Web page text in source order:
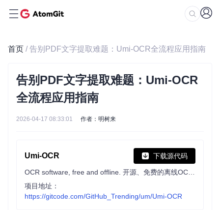
首页 / 告别PDF文字提取难题：Umi-OCR全流程应用指南
告别PDF文字提取难题：Umi-OCR
全流程应用指南
2026-04-17 08:33:01 作者：明树来
Umi-OCR 下载源代码
项目地址：
https://gitcode.com/GitHub_Trending/um/Umi-OCR